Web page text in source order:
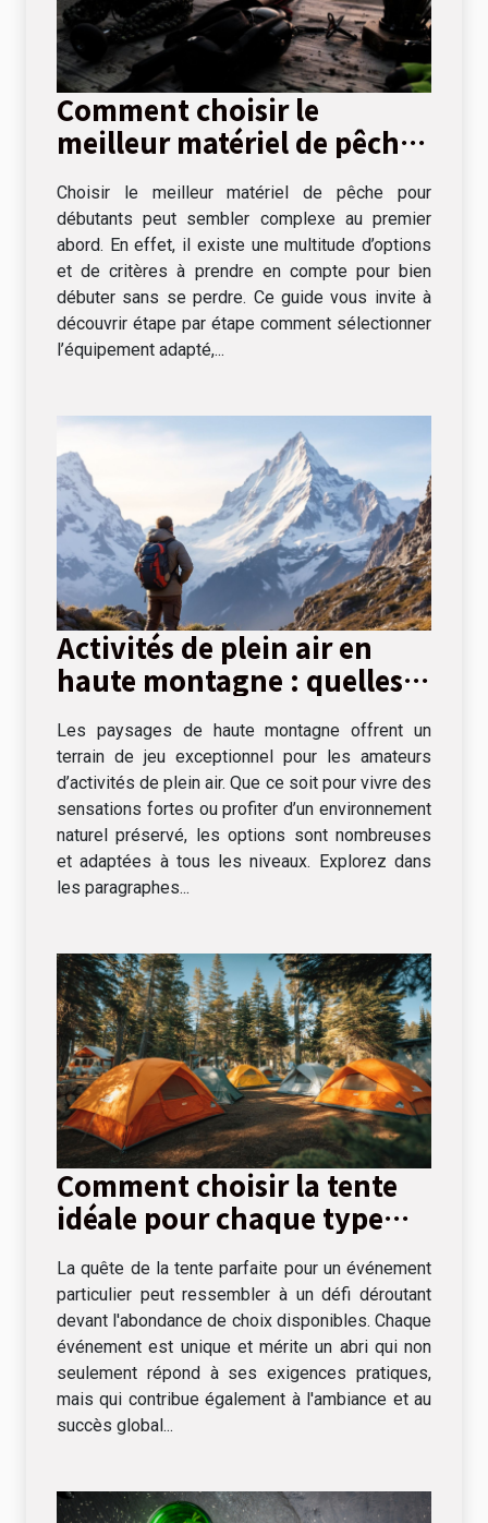
Comment choisir le
meilleur matériel de pêche
pour débutants
Choisir le meilleur matériel de pêche pour
débutants peut sembler complexe au premier
abord. En effet, il existe une multitude d’options
et de critères à prendre en compte pour bien
débuter sans se perdre. Ce guide vous invite à
découvrir étape par étape comment sélectionner
l’équipement adapté,...
Activités de plein air en
haute montagne : quelles
Les paysages de haute montagne offrent un
terrain de jeu exceptionnel pour les amateurs
d’activités de plein air. Que ce soit pour vivre des
sensations fortes ou profiter d’un environnement
naturel préservé, les options sont nombreuses
et adaptées à tous les niveaux. Explorez dans
les paragraphes...
Comment choisir la tente
idéale pour chaque type
La quête de la tente parfaite pour un événement
particulier peut ressembler à un défi déroutant
devant l'abondance de choix disponibles. Chaque
événement est unique et mérite un abri qui non
seulement répond à ses exigences pratiques,
mais qui contribue également à l'ambiance et au
succès global...